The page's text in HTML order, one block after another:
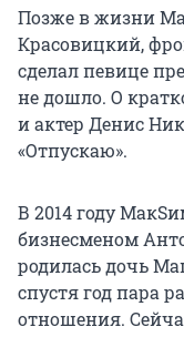
Позже в жизни
Красовицкий,
сделал певице
не дошло. О
и актер Денис
«Отпускаю».
В 2014 году
бизнесменом
родилась дочь
спустя год пара
отношения.